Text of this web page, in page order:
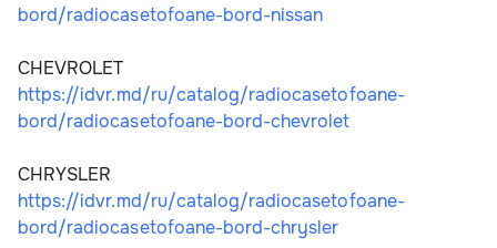
bord/radiocasetofoane-bord-nissan
https://idvr.md/ru/catalog/radiocasetofoane-
bord/radiocasetofoane-bord-chevrolet
https://idvr.md/ru/catalog/radiocasetofoane-
bord/radiocasetofoane-bord-chrysler